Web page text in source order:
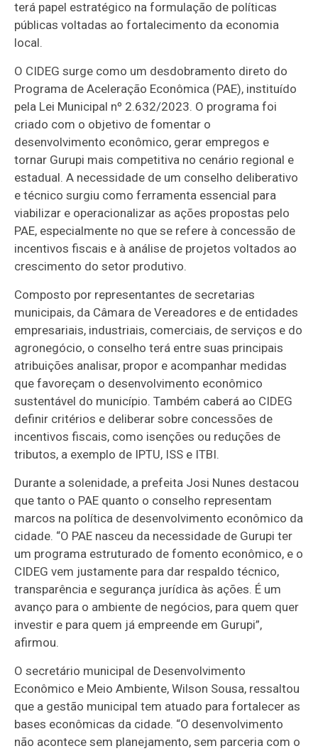
terá papel estratégico na formulação de políticas
públicas voltadas ao fortalecimento da economia
local.
O CIDEG surge como um desdobramento direto do
Programa de Aceleração Econômica (PAE), instituído
pela Lei Municipal nº 2.632/2023. O programa foi
criado com o objetivo de fomentar o
desenvolvimento econômico, gerar empregos e
tornar Gurupi mais competitiva no cenário regional e
estadual. A necessidade de um conselho deliberativo
e técnico surgiu como ferramenta essencial para
viabilizar e operacionalizar as ações propostas pelo
PAE, especialmente no que se refere à concessão de
incentivos fiscais e à análise de projetos voltados ao
crescimento do setor produtivo.
Composto por representantes de secretarias
municipais, da Câmara de Vereadores e de entidades
empresariais, industriais, comerciais, de serviços e do
agronegócio, o conselho terá entre suas principais
atribuições analisar, propor e acompanhar medidas
que favoreçam o desenvolvimento econômico
sustentável do município. Também caberá ao CIDEG
definir critérios e deliberar sobre concessões de
incentivos fiscais, como isenções ou reduções de
tributos, a exemplo de IPTU, ISS e ITBI.
Durante a solenidade, a prefeita Josi Nunes destacou
que tanto o PAE quanto o conselho representam
marcos na política de desenvolvimento econômico da
cidade. “O PAE nasceu da necessidade de Gurupi ter
um programa estruturado de fomento econômico, e o
CIDEG vem justamente para dar respaldo técnico,
transparência e segurança jurídica às ações. É um
avanço para o ambiente de negócios, para quem quer
investir e para quem já empreende em Gurupi”,
afirmou.
O secretário municipal de Desenvolvimento
Econômico e Meio Ambiente, Wilson Sousa, ressaltou
que a gestão municipal tem atuado para fortalecer as
bases econômicas da cidade. “O desenvolvimento
não acontece sem planejamento, sem parceria com o